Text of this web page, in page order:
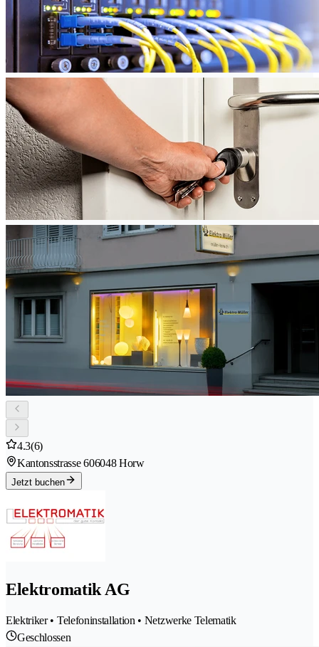
4.3(6)
Kantonsstrasse 606048 Horw
Jetzt buchen
Elektromatik AG
Elektriker • Telefoninstallation • Netzwerke Telematik
Geschlossen